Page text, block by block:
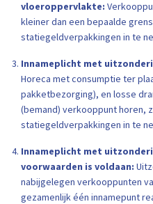
vloeroppervlakte:
kleiner dan een bepaalde
statiegeldverpakkingen in te
Innameplicht met
Horeca met consumptie ter
pakketbezorging), en losse
(bemand) verkooppunt horen,
statiegeldverpakkingen in te
Innameplicht met
voorwaarden is voldaan:
nabijgelegen verkooppunten
gezamenlijk één innamepunt